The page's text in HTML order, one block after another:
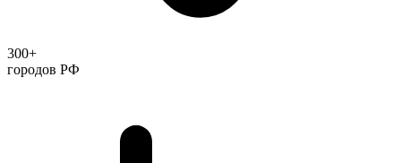
300+
городов РФ